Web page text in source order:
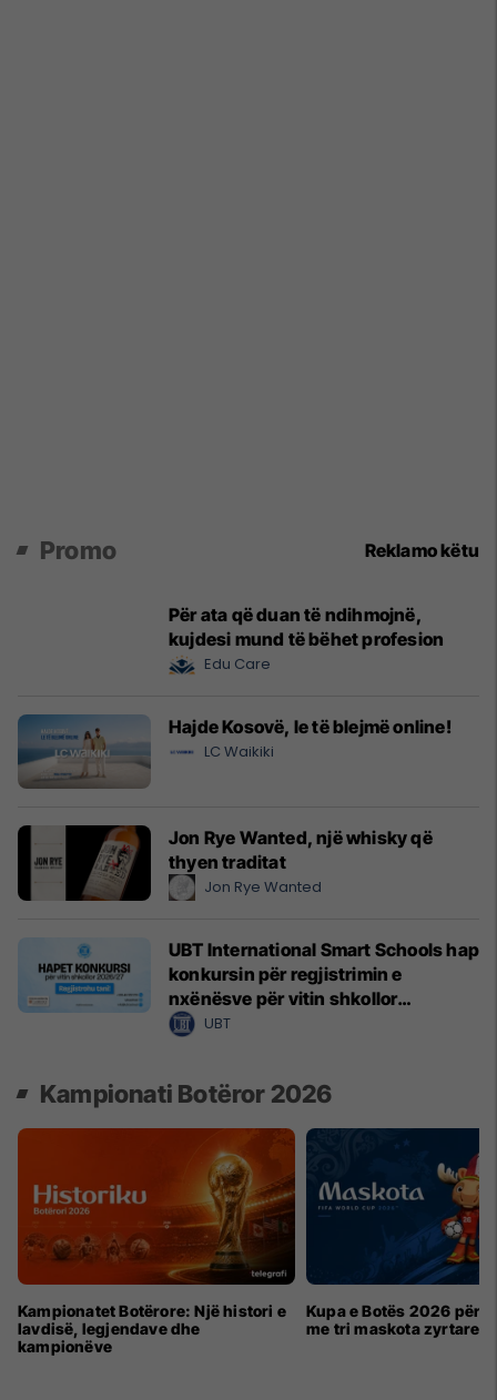
Promo Reklamo këtu
Për ata që duan të ndihmojnë,
kujdesi mund të bëhet profesion
Edu Care
Hajde Kosovë, le të blejmë online!
LC Waikiki
Jon Rye Wanted, një whisky që
thyen traditat
Jon Rye Wanted
UBT International Smart Schools hap
konkursin për regjistrimin e
nxënësve për vitin shkollor
2026/2027
UBT
Kampionati Botëror 2026
Kampionatet Botërore: Një histori e
lavdisë, legjendave dhe
kampionëve
Kupa e Botës 2026 për
me tri maskota zyrtare